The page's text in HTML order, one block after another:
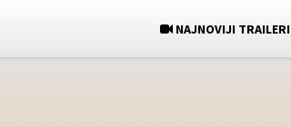
NAJNOVIJI TRAILERI